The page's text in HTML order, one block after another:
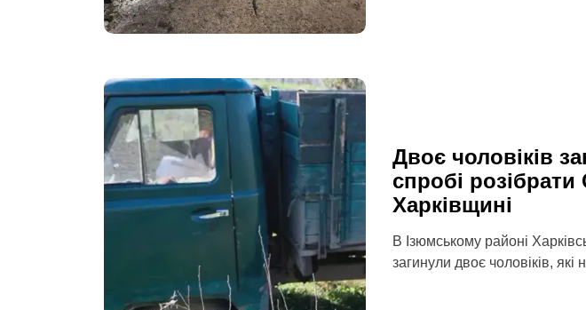
Двоє чоловіків
спробі
Харківщині
В Ізюмському районі
загинули двоє чоловіків,